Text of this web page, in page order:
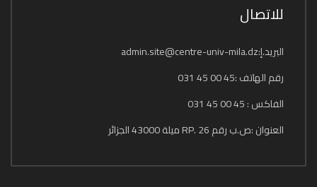
للاتصال
البريد.إ:admin.site@centre-univ-mila.dz
رقم الهاتف :45 00 45 031
الفاكس : 45 00 45 031
العنوان :ص.ب رقم 26 .RP ميلة 43000 الجزائر